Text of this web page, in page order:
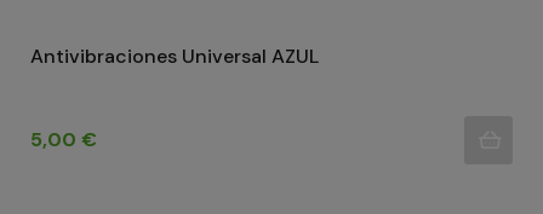
Antivibraciones Universal AZUL
Precio
5,00 €